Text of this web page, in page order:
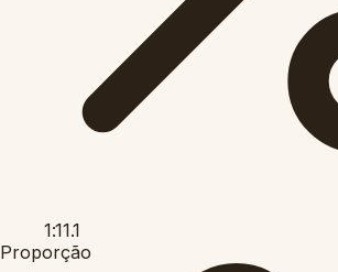
1:11.1
Proporção